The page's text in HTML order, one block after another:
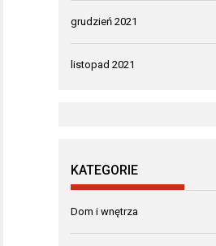
grudzień 2021
listopad 2021
KATEGORIE
Dom i wnętrza